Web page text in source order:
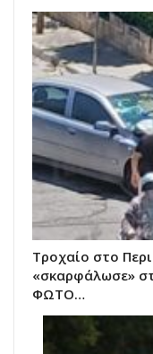
Τροχαίο στο
«σκαρφάλωσε»
ΦΩΤΟ…